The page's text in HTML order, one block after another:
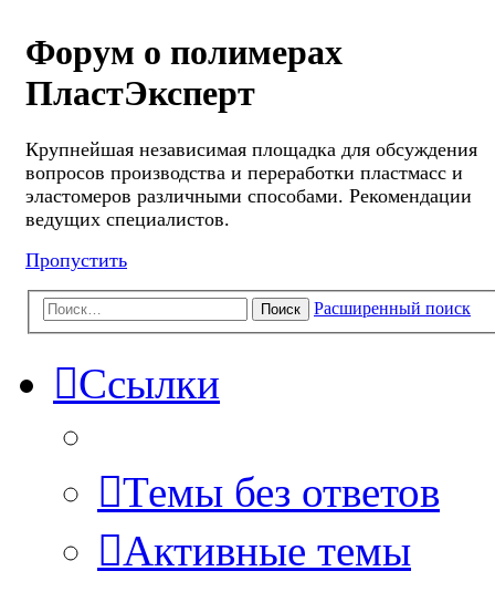
Форум о полимерах
ПластЭксперт
Крупнейшая независимая площадка для обсуждения
вопросов производства и переработки пластмасс и
эластомеров различными способами. Рекомендации
ведущих специалистов.
Пропустить
Поиск Расширенный поиск
Ссылки
Темы без ответов
Активные темы